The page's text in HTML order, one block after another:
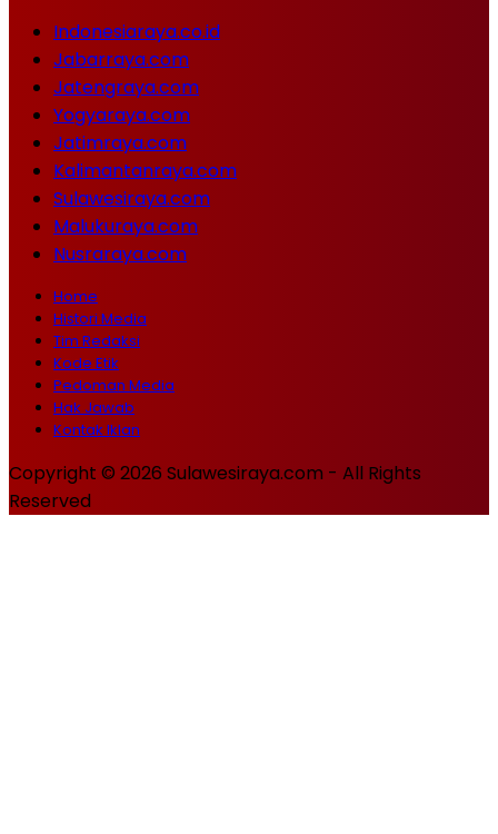
Indonesiaraya.co.id
Jabarraya.com
Jatengraya.com
Yogyaraya.com
Jatimraya.com
Kalimantanraya.com
Sulawesiraya.com
Malukuraya.com
Nusraraya.com
Home
Histori Media
Tim Redaksi
Kode Etik
Pedoman Media
Hak Jawab
Kontak Iklan
Copyright © 2026 Sulawesiraya.com - All Rights
Reserved